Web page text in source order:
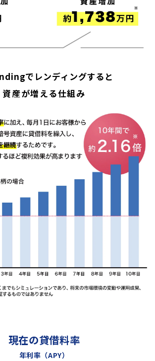
でレンディングすると
資産が増える仕組み
現在の貸借料率
年利率（APY）